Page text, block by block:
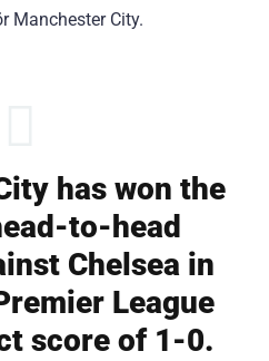
Manchester City.
has won the
to-head
Chelsea in
League
score of 1-0.